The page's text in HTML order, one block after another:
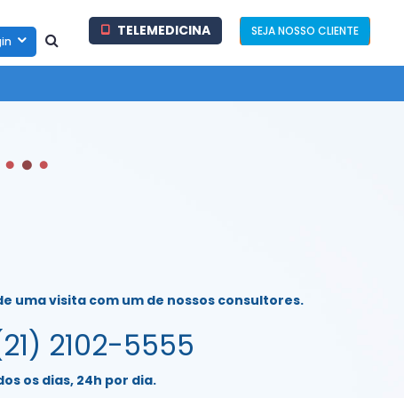
TELEMEDICINA SEJA NOSSO CLIENTE
uma visita com um de nossos consultores.
2102-5555
os dias, 24h por dia.